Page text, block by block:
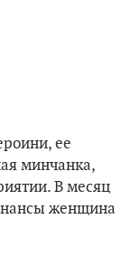
ее
минчанка,
В месяц
женщина